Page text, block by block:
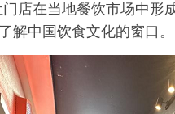
店在当地餐饮市场中形
解中国饮食文化的窗口。